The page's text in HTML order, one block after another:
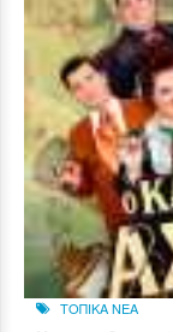
ΤΟΠΙΚΑ ΝΕΑ